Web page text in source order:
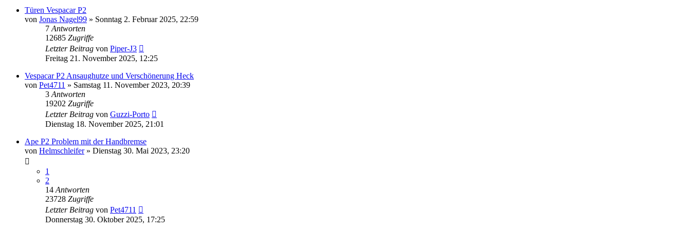
Türen Vespacar P2
von Jonas Nagel99 » Sonntag 2. Februar 2025, 22:59
7 Antworten
12685 Zugriffe
Letzter Beitrag von Piper-J3
Freitag 21. November 2025, 12:25
Vespacar P2 Ansaughutze und Verschönerung Heck
von Pet4711 » Samstag 11. November 2023, 20:39
3 Antworten
19202 Zugriffe
Letzter Beitrag von Guzzi-Porto
Dienstag 18. November 2025, 21:01
Ape P2 Problem mit der Handbremse
von Helmschleifer» Dienstag 30. Mai 2023, 23:20
1
2
14 Antworten
23728 Zugriffe
Letzter Beitrag von Pet4711
Donnerstag 30. Oktober 2025, 17:25